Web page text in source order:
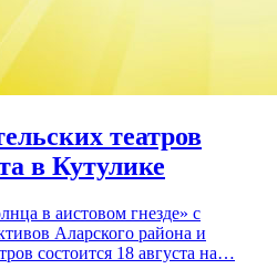
театров
в Кутулике
в аистовом гнезде» с
Аларского района и
состоится 18 августа на…